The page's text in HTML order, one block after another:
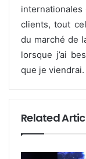
internationales
clients, tout
du marché de
lorsque j’ai
que je viendrai.
Related